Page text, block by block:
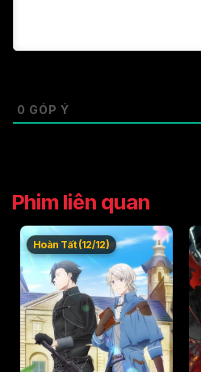
0 GÓP Ý
Phim liên quan
Hoàn Tất (12/12)